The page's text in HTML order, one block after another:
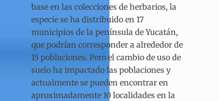
base en las colecciones de herbarios, la
especie se ha distribuido en 17
municipios de la península de Yucatán,
que podrían corresponder a alrededor de
15 poblaciones. Pero el cambio de uso de
suelo ha impactado las poblaciones y
actualmente se pueden encontrar en
aproximadamente 10 localidades en la